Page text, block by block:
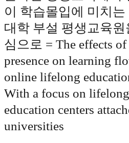
이 학습몰입에 미치는
대학 부설 평생교육원
심으로 = The effects of
presence on learning
online lifelong
With a focus on lifelong
education centers
universities